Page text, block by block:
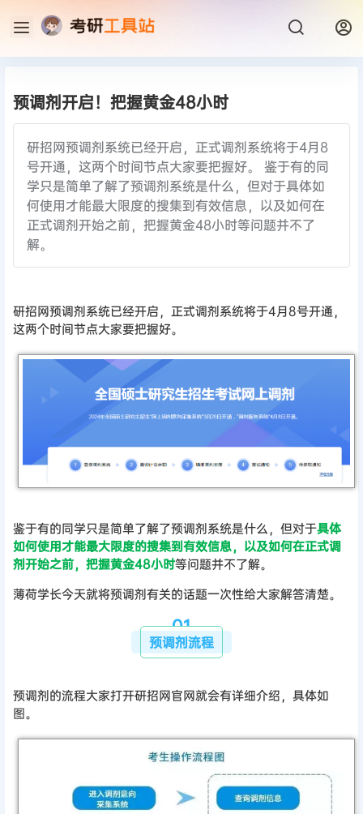
预调剂开启！把握黄金48小时
研招网预调剂系统已经开启，正式调剂系统将于4月8
号开通，这两个时间节点大家要把握好。 鉴于有的同
学只是简单了解了预调剂系统是什么，但对于具体如
何使用才能最大限度的搜集到有效信息，以及如何在
正式调剂开始之前，把握黄金48小时等问题并不了
解。
研招网预调剂系统已经开启，正式调剂系统将于4月8号开通，
这两个时间节点大家要把握好。
鉴于有的同学只是简单了解了预调剂系统是什么，但对于具体
如何使用才能最大限度的搜集到有效信息，以及如何在正式调
剂开始之前，把握黄金48小时等问题并不了解。
薄荷学长今天就将预调剂有关的话题一次性给大家解答清楚。
01
预调剂流程
预调剂的流程大家打开研招网官网就会有详细介绍，具体如
图。